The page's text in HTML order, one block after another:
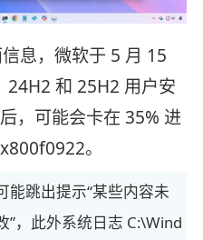
息，微软于 5 月 15
和 25H2 用户安
，可能会卡在 35% 进
。
能跳出提示“某些内容未
”，此外系统日志 C:\Wind